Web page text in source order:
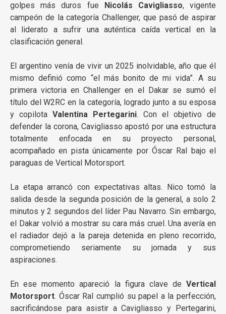
golpes más duros fue
Nicolás Cavigliasso, vigente
campeón de la categoría Challenger, que pasó de aspirar
al liderato a sufrir una auténtica caída vertical en la
clasificación general.
El argentino venía de vivir un 2025 inolvidable, año que él
mismo definió como “el más bonito de mi vida”. A su
primera victoria en Challenger en el Dakar se sumó el
título del W2RC en la categoría, logrado junto a su esposa
y copilota Valentina Pertegarini. Con el objetivo de
defender la corona, Cavigliasso apostó por una estructura
totalmente enfocada en su proyecto personal,
acompañado en pista únicamente por Óscar Ral bajo el
paraguas de Vertical Motorsport.
La etapa arrancó con expectativas altas. Nico tomó la
salida desde la segunda posición de la general, a solo 2
minutos y 2 segundos del líder Pau Navarro. Sin embargo,
el Dakar volvió a mostrar su cara más cruel. Una avería en
el radiador dejó a la pareja detenida en pleno recorrido,
comprometiendo seriamente su jornada y sus
aspiraciones.
En ese momento apareció la figura clave de Vertical
Motorsport. Óscar Ral cumplió su papel a la perfección,
sacrificándose para asistir a Cavigliasso y Pertegarini,